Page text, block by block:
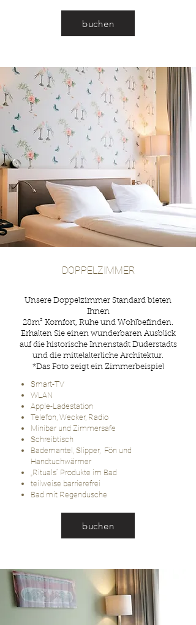
buchen
DOPPELZIMMER
Unsere Doppelzimmer Standard bieten
Ihnen
28m² Komfort, Ruhe und Wohlbefinden.
Erhalten Sie einen wunderbaren Ausblick
auf die historische Innenstadt Duderstadts
und die mittelalterliche Architektur.
*Das Foto zeigt ein Zimmerbeispiel
Smart-TV
WLAN
Apple-Ladestation
Telefon, Wecker, Radio
Minibar und Zimmersafe
Schreibtisch
Bademantel, Slipper, Fön und
Handtuchwärmer
„Rituals“ Produkte im Bad
teilweise barrierefrei
Bad mit Regendusche
buchen